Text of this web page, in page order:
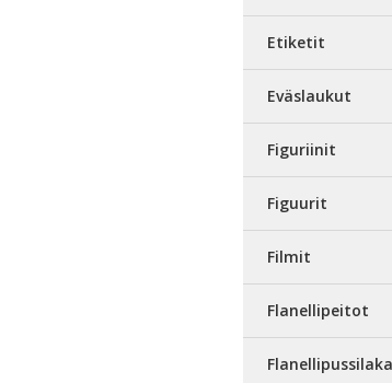
Etiketit
Eväslaukut
Figuriinit
Figuurit
Filmit
Flanellipeitot